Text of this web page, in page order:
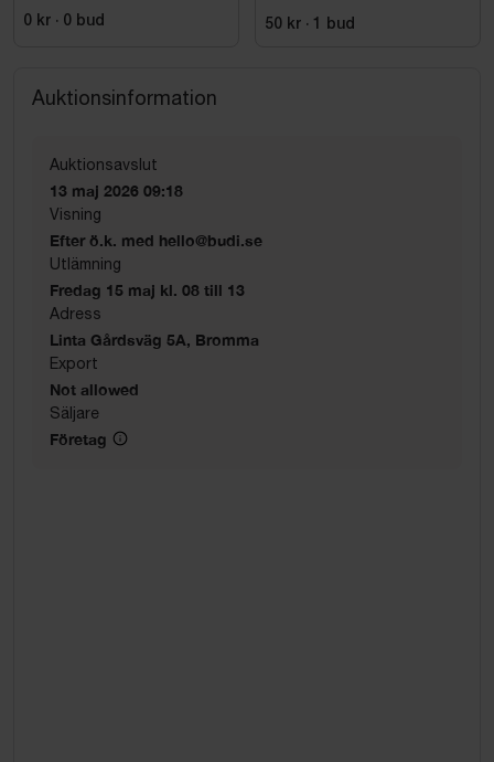
0 kr · 0 bud 50 kr · 1 bud
Auktionsinformation
Auktionsavslut
13 maj 2026 09:18
Visning
Efter ö.k. med hello@budi.se
Utlämning
Fredag 15 maj kl. 08 till 13
Adress
Linta Gårdsväg 5A, Bromma
Export
Not allowed
Säljare
Företag